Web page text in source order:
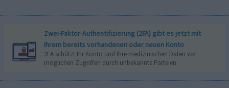
Zwei-Faktor-Authentifizierung (2FA) gibt es jetzt mit
Ihrem bereits vorhandenen oder neuen Konto
2FA schützt Ihr Konto und Ihre medizinischen Daten vor
möglichen Zugriffen durch unbekannte Parteien.